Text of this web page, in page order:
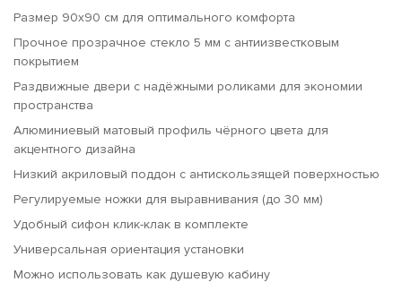
Размер 90х90 см для оптимального комфорта
Прочное прозрачное стекло 5 мм с антиизвестковым
покрытием
Раздвижные двери с надёжными роликами для экономии
пространства
Алюминиевый матовый профиль чёрного цвета для
акцентного дизайна
Низкий акриловый поддон с антискользящей поверхностью
Регулируемые ножки для выравнивания (до 30 мм)
Удобный сифон клик-клак в комплекте
Универсальная ориентация установки
Можно использовать как душевую кабину